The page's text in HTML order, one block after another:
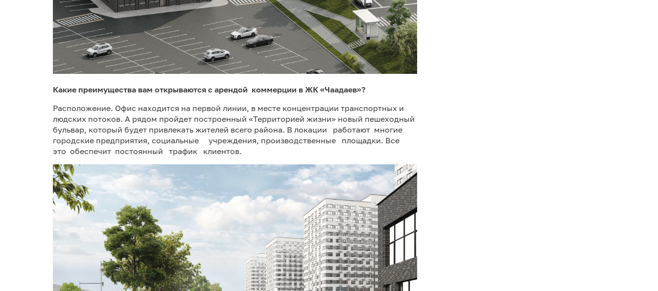
Какие преимущества вам открываются с арендой коммерции в ЖК «Чаадаев»?
Расположение. Офис находится на первой линии, в месте концентрации транспортных и
людских потоков. А рядом пройдет построенный «Территорией жизни» новый пешеходный
бульвар, который будет привлекать жителей всего района. В локации работают многие
городские предприятия, социальные учреждения, производственные площадки. Все
это обеспечит постоянный трафик клиентов.